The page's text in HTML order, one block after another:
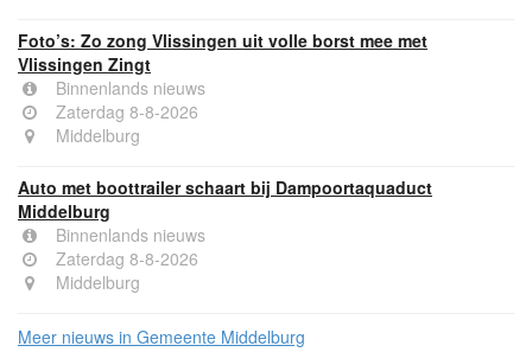
Foto’s: Zo zong Vlissingen uit volle borst mee met
Vlissingen Zingt
Binnenlands nieuws
Zaterdag 8-8-2026
Middelburg
Auto met boottrailer schaart bij Dampoortaquaduct
Middelburg
Binnenlands nieuws
Zaterdag 8-8-2026
Middelburg
Meer nieuws in Gemeente Middelburg